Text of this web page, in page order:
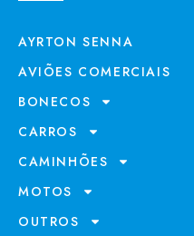
AYRTON SENNA
AVIÕES COMERCIAIS
BONECOS
CARROS
CAMINHÕES
MOTOS
OUTROS